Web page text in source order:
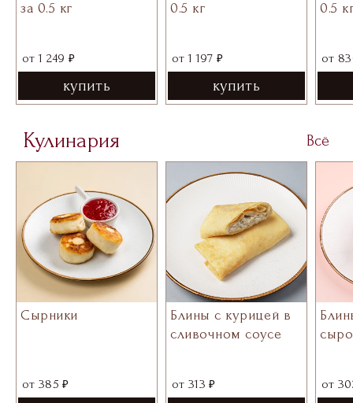
за 0.5 кг
от 1 249 ₽
купить
0.5 кг
от 1 197 ₽
купить
0.5
от
Кулинария Всё
Сырники
от 385 ₽
Блины с курицей в
сливочном соусе
от 313 ₽ от